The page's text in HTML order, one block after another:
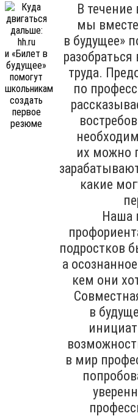
В течение
мы
в будущее»
труда.
по
их можно
какие
Наша
подростков
а
кем они
в
в мир